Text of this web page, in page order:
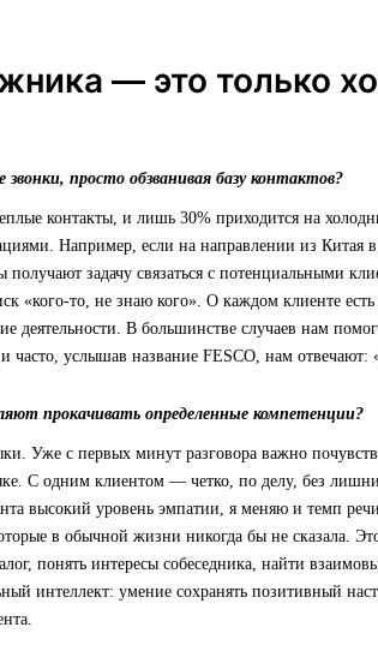
— это только
просто обзванивая базу контактов?
контакты, и лишь 30% приходится на
Например, если на направлении из Китая
получают задачу связаться с потенциальными
«кого-то, не знаю кого». О каждом клиенте
деятельности. В большинстве случаев нам
часто, услышав название FESCO, нам
прокачивать определенные компетенции?
Уже с первых минут разговора важно
С одним клиентом — четко, по делу, без
высокий уровень эмпатии, я меняю и темп
в обычной жизни никогда бы не сказала.
понять интересы собеседника, найти
интеллект: умение сохранять позитивный